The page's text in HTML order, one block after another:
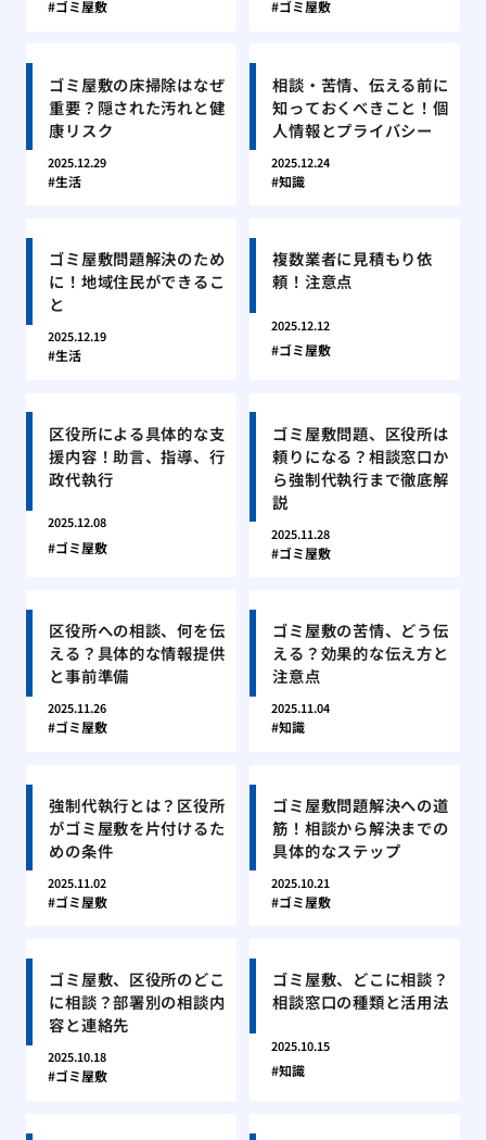
ゴミ屋敷 ゴミ屋敷
ゴミ屋敷の床掃除はなぜ
重要？隠された汚れと健
康リスク
2025.12.29
生活
相談・苦情、伝える前に
知っておくべきこと！個
人情報とプライバシー
2025.12.24
知識
ゴミ屋敷問題解決のため
に！地域住民ができるこ
と
2025.12.19
生活
複数業者に見積もり依
頼！注意点
2025.12.12
ゴミ屋敷
区役所による具体的な支
援内容！助言、指導、行
政代執行
2025.12.08
ゴミ屋敷
ゴミ屋敷問題、区役所は
頼りになる？相談窓口か
ら強制代執行まで徹底解
説
2025.11.28
ゴミ屋敷
区役所への相談、何を伝
える？具体的な情報提供
と事前準備
2025.11.26
ゴミ屋敷
ゴミ屋敷の苦情、どう伝
える？効果的な伝え方と
注意点
2025.11.04
知識
強制代執行とは？区役所
がゴミ屋敷を片付けるた
めの条件
2025.11.02
ゴミ屋敷
ゴミ屋敷問題解決への道
筋！相談から解決までの
具体的なステップ
2025.10.21
ゴミ屋敷
ゴミ屋敷、区役所のどこ
に相談？部署別の相談内
容と連絡先
2025.10.18
ゴミ屋敷
ゴミ屋敷、どこに相談？
相談窓口の種類と活用法
2025.10.15
知識